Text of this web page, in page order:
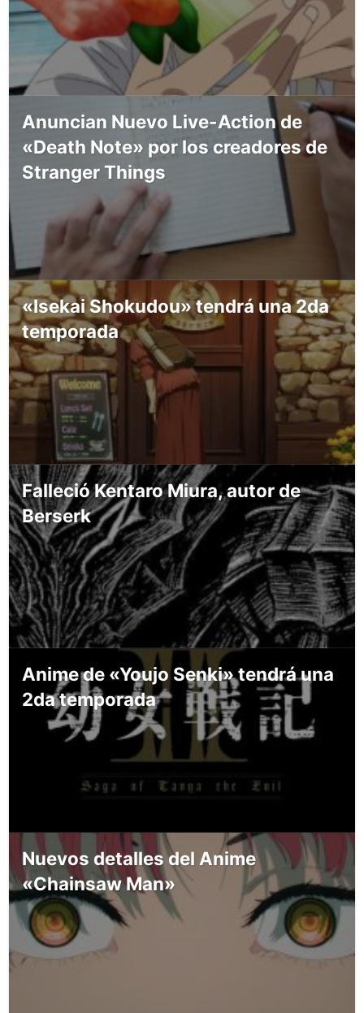
Anuncian Nuevo Live-Action de
«Death Note» por los creadores de
Stranger Things
«Isekai Shokudou» tendrá una 2da
temporada
Falleció Kentaro Miura, autor de
Berserk
Anime de «Youjo Senki» tendrá una
2da temporada
Nuevos detalles del Anime
«Chainsaw Man»